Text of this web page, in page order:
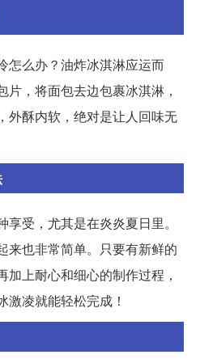
怎么办？油炸冰淇淋应运而
，将面包去边包裹冰淇淋，
外酥内软，绝对是让人回味无
受，尤其是在炎炎夏日里。
来也非常简单。只要有新鲜的
上耐心和细心的制作过程，
凌就能轻松完成！